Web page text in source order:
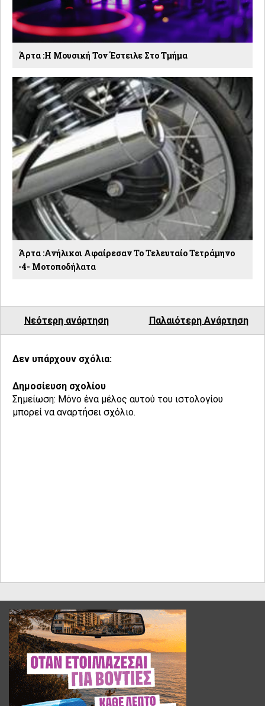
Άρτα :Η Μουσική Τον Έστειλε Στο Τμήμα
Άρτα :Ανήλικοι Αφαίρεσαν Το Τελευταίο Τετράμηνο
-4- Μοτοποδήλατα
Νεότερη ανάρτηση Παλαιότερη Ανάρτηση
Δεν υπάρχουν σχόλια:
Δημοσίευση σχολίου
Σημείωση: Μόνο ένα μέλος αυτού του ιστολογίου
μπορεί να αναρτήσει σχόλιο.